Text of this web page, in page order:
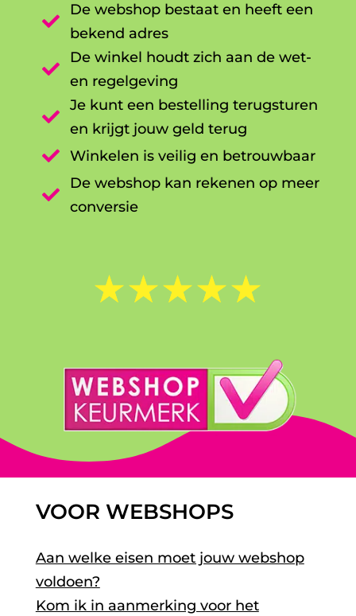

De webshop bestaat en heeft een
bekend adres

De winkel houdt zich aan de wet-
en regelgeving

Je kunt een bestelling terugsturen
en krijgt jouw geld terug

Winkelen is veilig en betrouwbaar

De webshop kan rekenen op meer
conversie
☆☆☆☆☆
VOOR WEBSHOPS
Aan welke eisen moet jouw webshop
voldoen?
Kom ik in aanmerking voor het